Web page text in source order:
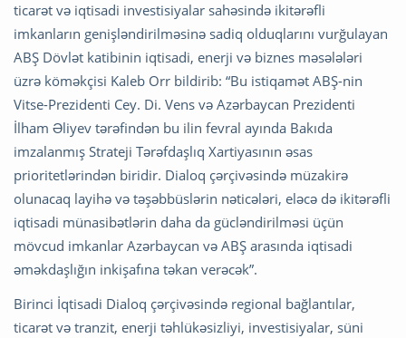
ticarət və iqtisadi investisiyalar sahəsində ikitərəfli
imkanların genişləndirilməsinə sadiq olduqlarını vurğulayan
ABŞ Dövlət katibinin iqtisadi, enerji və biznes məsələləri
üzrə köməkçisi Kaleb Orr bildirib: “Bu istiqamət ABŞ-nin
Vitse-Prezidenti Cey. Di. Vens və Azərbaycan Prezidenti
İlham Əliyev tərəfindən bu ilin fevral ayında Bakıda
imzalanmış Strateji Tərəfdaşlıq Xartiyasının əsas
prioritetlərindən biridir. Dialoq çərçivəsində müzakirə
olunacaq layihə və təşəbbüslərin nəticələri, eləcə də ikitərəfli
iqtisadi münasibətlərin daha da gücləndirilməsi üçün
mövcud imkanlar Azərbaycan və ABŞ arasında iqtisadi
əməkdaşlığın inkişafına təkan verəcək”.
Birinci İqtisadi Dialoq çərçivəsində regional bağlantılar,
ticarət və tranzit, enerji təhlükəsizliyi, investisiyalar, süni